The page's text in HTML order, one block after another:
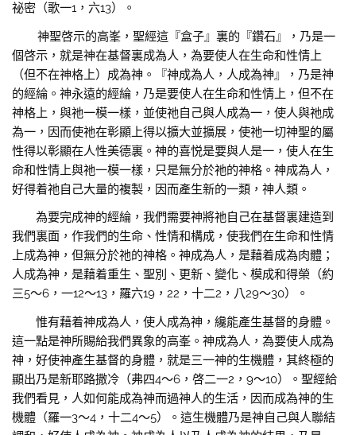
祕密（歌一1，六13）。
神聖啓示的高峯，聖經這『盒子』裏的『鑽石』，乃是一
個啓示，就是神在基督裏成為人，為要使人在生命和性情上
（但不在神格上）成為神。『神成為人，人成為神』，乃是神
的經綸。神永遠的經綸，乃是要使人在生命和性情上，但不在
神格上，與祂一模一樣，並使祂自己與人成為一，使人與祂成
為一，因而使祂在彰顯上得以擴大並擴展，使祂一切神聖的屬
性得以彰顯在人性美德裏。神的喜悦是要與人是一，使人在生
命和性情上與祂一模一樣，只是無分於祂的神格。神成為人，
好得着祂自己大量的複製，因而產生新的一類，神人類。
為要完成神的經綸，我們需要神將祂自己在基督裏建造到
我們裏面，作我們的生命、性情和構成，使我們在生命和性情
上成為神，但無分於祂的神格。神成為人，是藉着成為肉體；
人成為神，是藉着重生、聖別、更新、變化、模成和得榮（約
三5～6，一12〜13，羅六19，22，十二2，八29～30）。
惟有藉着神成為人，使人成為神，纔能產生基督的身體。
這一點是神所賜給我們異象的高峯。神成為人，為要使人成為
神，好使神產生基督的身體，就是三一神的生機體，其終極的
顯出乃是新耶路撒冷（弗四4〜6，啓二一2，9〜10）。聖經給
我們看見，人如何能成為神而過神人的生活，因而成為神的生
機體（羅一3～4，十二4～5）。這生機體乃是神自己與人聯結